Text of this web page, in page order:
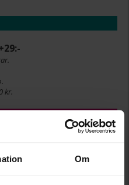
Om
29:-
kr.